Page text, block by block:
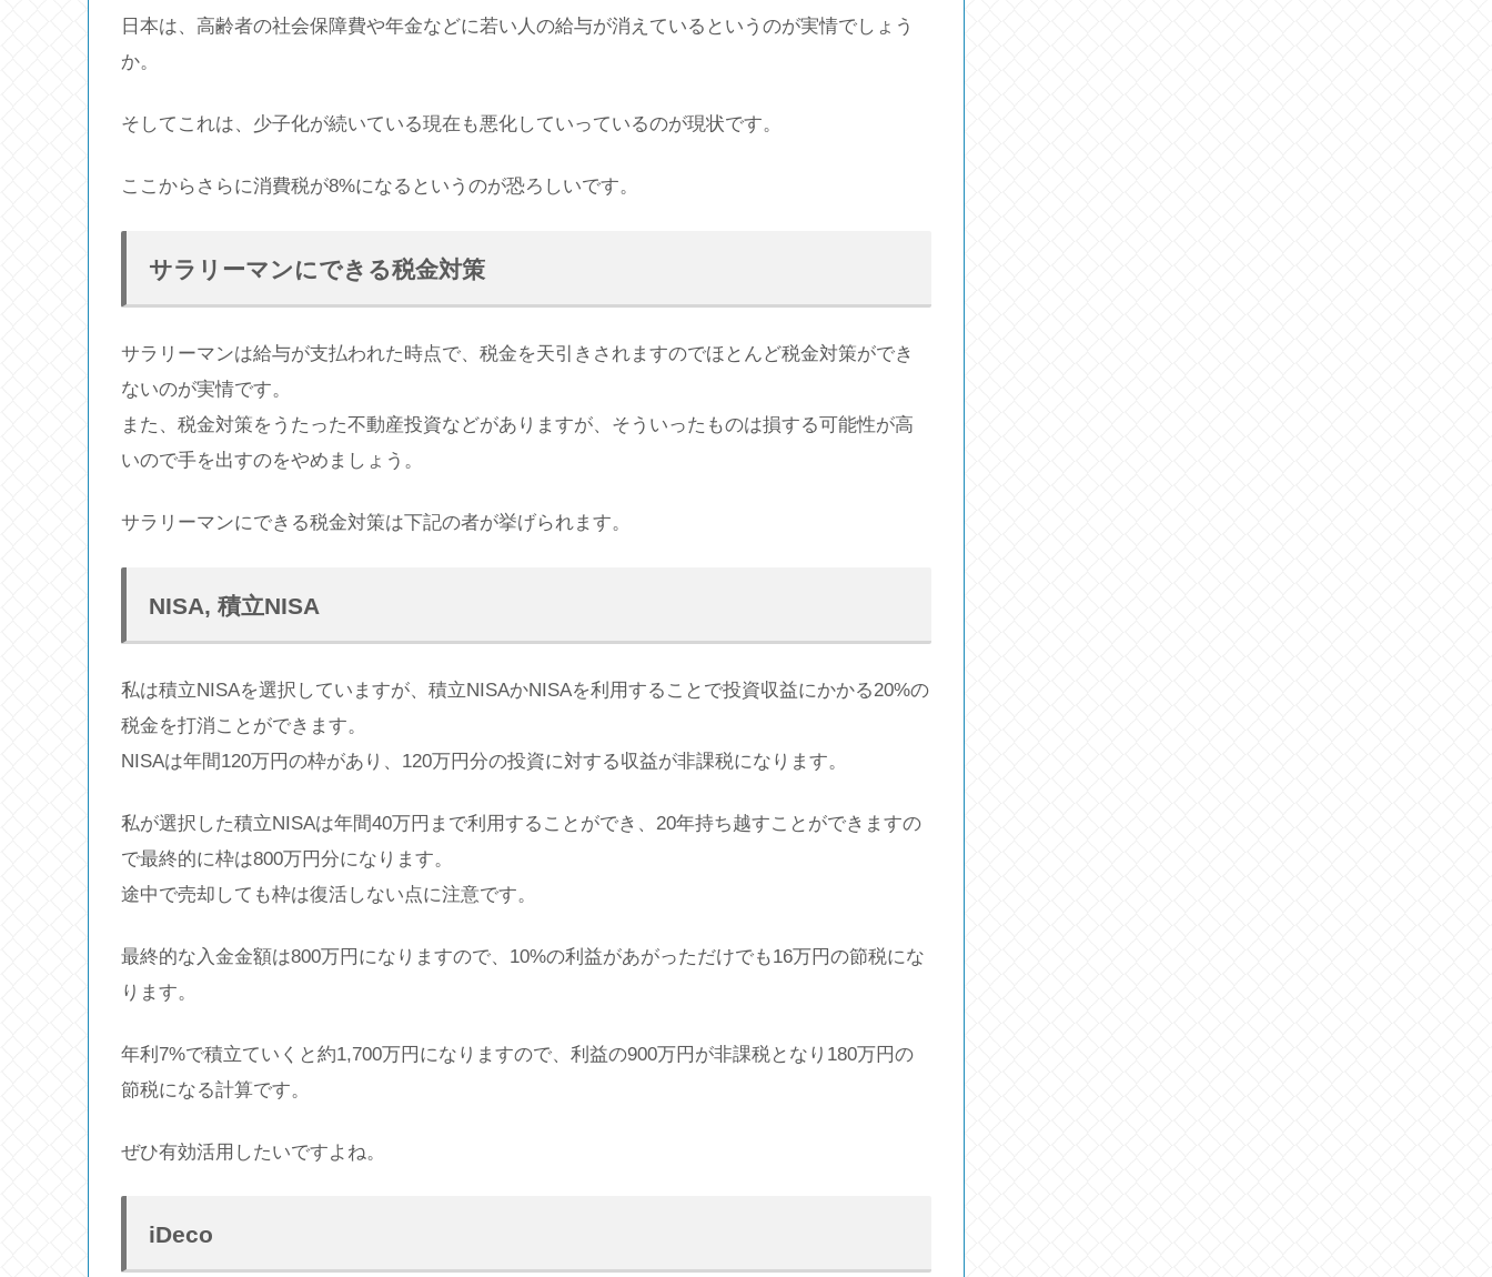
日本は、高齢者の社会保障費や年金などに若い人の給与が消えているというのが実情でしょう
か。
そしてこれは、少子化が続いている現在も悪化していっているのが現状です。
ここからさらに消費税が8%になるというのが恐ろしいです。
サラリーマンにできる税金対策
サラリーマンは給与が支払われた時点で、税金を天引きされますのでほとんど税金対策ができ
ないのが実情です。
また、税金対策をうたった不動産投資などがありますが、そういったものは損する可能性が高
いので手を出すのをやめましょう。
サラリーマンにできる税金対策は下記の者が挙げられます。
NISA, 積立NISA
私は積立NISAを選択していますが、積立NISAかNISAを利用することで投資収益にかかる20%の
税金を打消ことができます。
NISAは年間120万円の枠があり、120万円分の投資に対する収益が非課税になります。
私が選択した積立NISAは年間40万円まで利用することができ、20年持ち越すことができますの
で最終的に枠は800万円分になります。
途中で売却しても枠は復活しない点に注意です。
最終的な入金金額は800万円になりますので、10%の利益があがっただけでも16万円の節税にな
ります。
年利7%で積立ていくと約1,700万円になりますので、利益の900万円が非課税となり180万円の
節税になる計算です。
ぜひ有効活用したいですよね。
iDeco